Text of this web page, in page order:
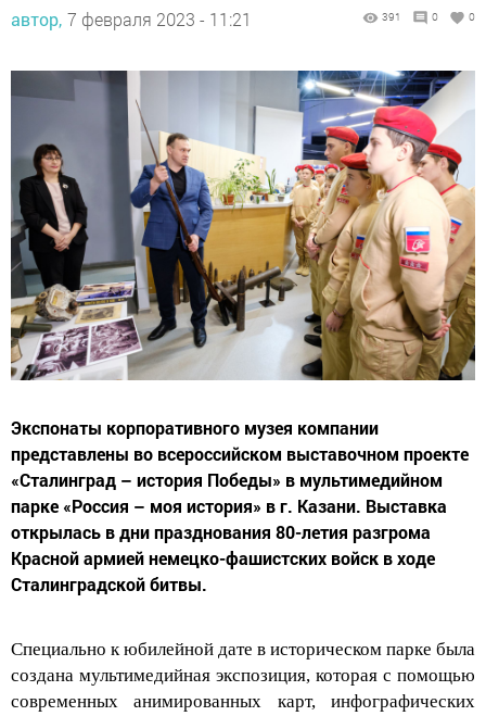
автор, 7 февраля 2023 - 11:21 391 0 0
Экспонаты корпоративного музея компании
представлены во всероссийском выставочном проекте
«Сталинград – история Победы» в мультимедийном
парке «Россия – моя история» в г. Казани. Выставка
открылась в дни празднования 80-летия разгрома
Красной армией немецко-фашистских войск в ходе
Сталинградской битвы.
Специально к юбилейной дате в историческом парке была
создана мультимедийная экспозиция, которая с помощью
современных анимированных карт, инфографических